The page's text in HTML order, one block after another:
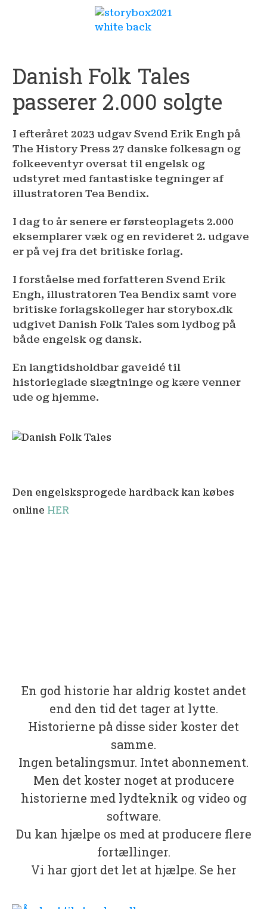
Danish Folk Tales
passerer 2.000 solgte
I efteråret 2023 udgav Svend Erik Engh på
The History Press 27 danske folkesagn og
folkeeventyr oversat til engelsk og
udstyret med fantastiske tegninger af
illustratoren Tea Bendix.
I dag to år senere er førsteoplagets 2.000
eksemplarer væk og en revideret 2. udgave
er på vej fra det britiske forlag.
I forståelse med forfatteren Svend Erik
Engh, illustratoren Tea Bendix samt vore
britiske forlagskolleger har storybox.dk
udgivet Danish Folk Tales som lydbog på
både engelsk og dansk.
En langtidsholdbar gaveidé til
historieglade slægtninge og kære venner
ude og hjemme.
Den engelsksprogede hardback kan købes
online HER
En god historie har aldrig kostet andet
end den tid det tager at lytte.
Historierne på disse sider koster det
samme.
Ingen betalingsmur. Intet abonnement.
Men det koster noget at producere
historierne med lydteknik og video og
software.
Du kan hjælpe os med at producere flere
fortællinger.
Vi har gjort det let at hjælpe. Se her